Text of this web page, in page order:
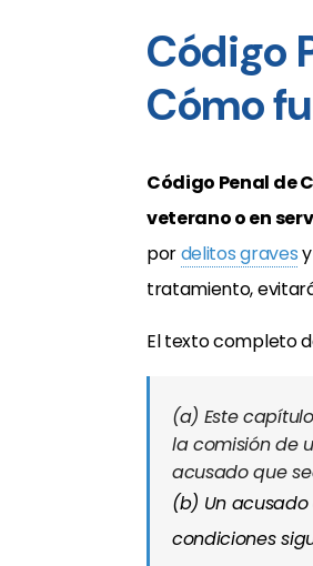
Código
Cómo
Código Penal de
veterano o en
pordelitos graves
tratamiento,
El texto completo
(a) Este
la comisión de
acusado que
(b) Un
condiciones